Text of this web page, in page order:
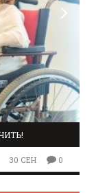
30 СЕН 0